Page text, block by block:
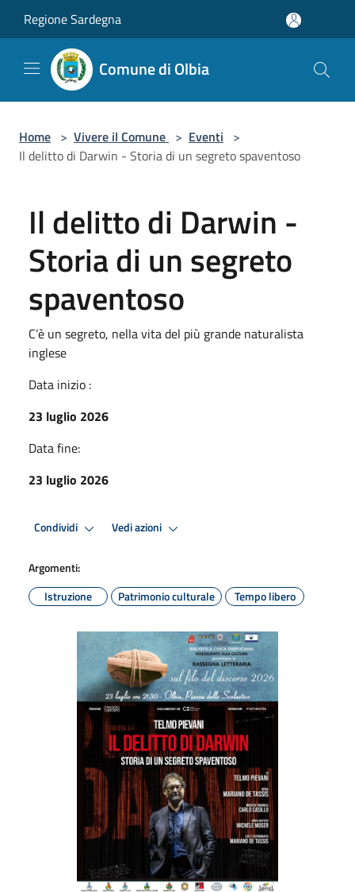
Regione Sardegna
Comune di Olbia
Home > Vivere il Comune > Eventi >
Il delitto di Darwin - Storia di un segreto spaventoso
Il delitto di Darwin -
Storia di un segreto
spaventoso
C’è un segreto, nella vita del più grande naturalista
inglese
Data inizio :
23 luglio 2026
Data fine:
23 luglio 2026
Condividi Vedi azioni
Argomenti:
Istruzione
Patrimonio culturale Tempo libero